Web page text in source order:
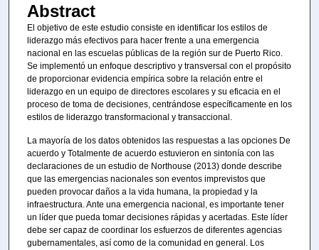
Abstract
El objetivo de este estudio consiste en identificar los estilos de
liderazgo más efectivos para hacer frente a una emergencia
nacional en las escuelas públicas de la región sur de Puerto Rico.
Se implementó un enfoque descriptivo y transversal con el propósito
de proporcionar evidencia empírica sobre la relación entre el
liderazgo en un equipo de directores escolares y su eficacia en el
proceso de toma de decisiones, centrándose específicamente en los
estilos de liderazgo transformacional y transaccional.
La mayoría de los datos obtenidos las respuestas a las opciones De
acuerdo y Totalmente de acuerdo estuvieron en sintonía con las
declaraciones de un estudio de Northouse (2013) donde describe
que las emergencias nacionales son eventos imprevistos que
pueden provocar daños a la vida humana, la propiedad y la
infraestructura. Ante una emergencia nacional, es importante tener
un líder que pueda tomar decisiones rápidas y acertadas. Este líder
debe ser capaz de coordinar los esfuerzos de diferentes agencias
gubernamentales, así como de la comunidad en general. Los